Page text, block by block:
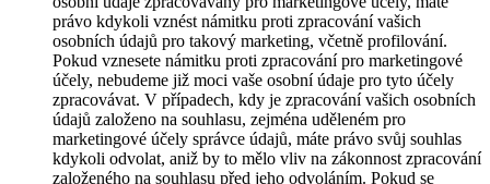
právo kdykoli vznést námitku proti zpracování vašich
osobních údajů pro takový marketing, včetně profilování.
Pokud vznesete námitku proti zpracování pro marketingové
účely, nebudeme již moci vaše osobní údaje pro tyto účely
zpracovávat. V případech, kdy je zpracování vašich osobních
údajů založeno na souhlasu, zejména uděleném pro
marketingové účely správce údajů, máte právo svůj souhlas
kdykoli odvolat, aniž by to mělo vliv na zákonnost zpracování
založeného na souhlasu před jeho odvoláním. Pokud se